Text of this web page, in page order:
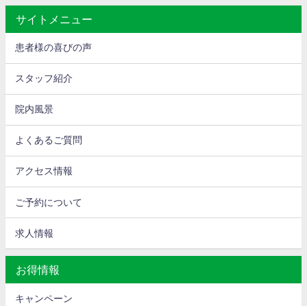
サイトメニュー
患者様の喜びの声
スタッフ紹介
院内風景
よくあるご質問
アクセス情報
ご予約について
求人情報
お得情報
キャンペーン